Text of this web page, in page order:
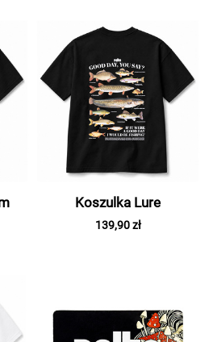
Koszulka Lure
139,90 zł